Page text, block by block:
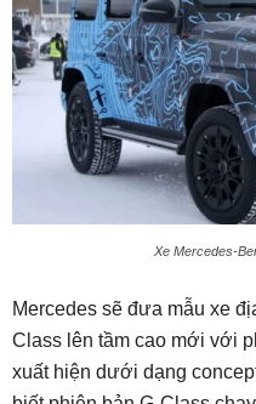
Xe Mercedes-
Mercedes sẽ đưa mẫu xe
Class lên tầm cao mới với
xuất hiện dưới dạng